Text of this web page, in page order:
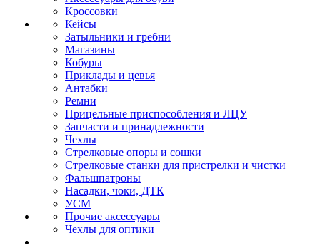
Кроссовки
Кейсы
Затыльники и гребни
Магазины
Кобуры
Приклады и цевья
Антабки
Ремни
Прицельные приспособления и ЛЦУ
Запчасти и принадлежности
Чехлы
Стрелковые опоры и сошки
Стрелковые станки для пристрелки и чистки
Фальшпатроны
Насадки, чоки, ДТК
УСМ
Прочие аксессуары
Чехлы для оптики